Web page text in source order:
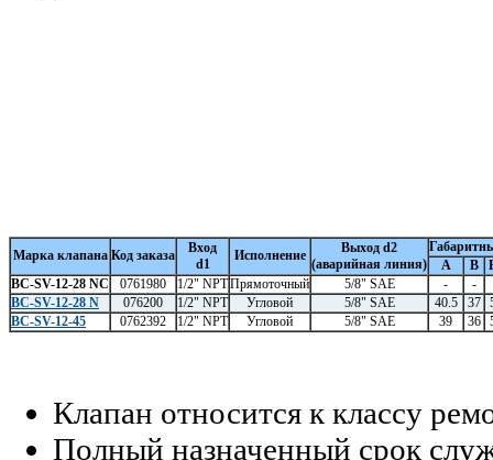
Марка клапана Код заказа
Вход
d1
Исполнение
Выход d2
(аварийная линия)
А
В
BC-SV-12-28 NC
0761980 1/2" NPTПрямоточный 5/8" SAE -
-
BC-SV-12-28 N
076200 1/2" NPT Угловой 5/8" SAE 40.5 37
BC-SV-12-45
0762392 1/2" NPT Угловой 5/8" SAE 39 36
Клапан относится к классу
Полный назначенный срок